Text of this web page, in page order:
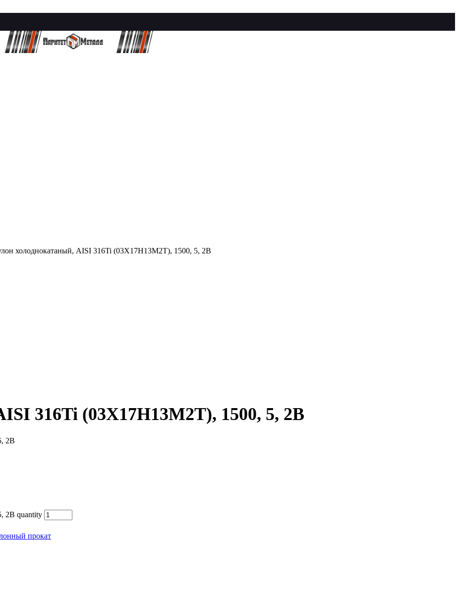
холоднокатаный, AISI 316Ti (03Х17Н13М2Т), 1500, 5, 2B
316Ti (03Х17Н13М2Т), 1500, 5, 2B
2B
2B quantity
прокат